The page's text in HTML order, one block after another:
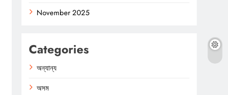
November 2025
Categories
অন্যান্য
অসম